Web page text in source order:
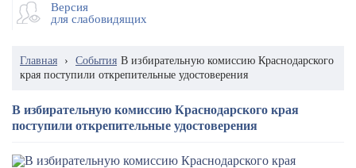
Версия
для слабовидящих
Главная › События В избирательную комиссию Краснодарского
края поступили открепительные удостоверения
В избирательную комиссию Краснодарского края
поступили открепительные удостоверения